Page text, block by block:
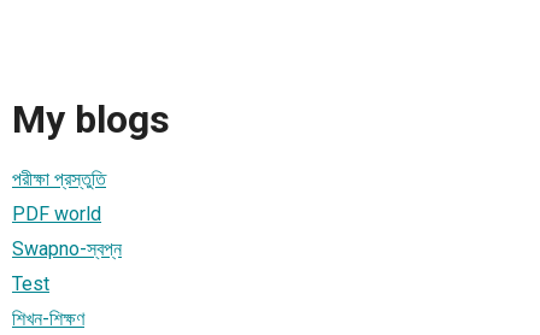
My blogs
পরীক্ষা প্রস্তুতি
PDF world
Swapno-স্বপ্ন
Test
শিখন-শিক্ষণ